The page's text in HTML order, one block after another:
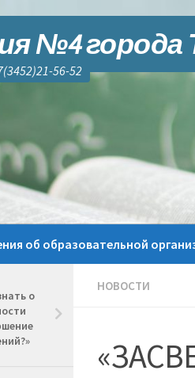
№4
56-52
об образовательной
НОВОСТИ
о